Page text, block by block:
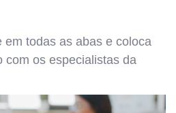
em todas as abas e coloca
com os especialistas da